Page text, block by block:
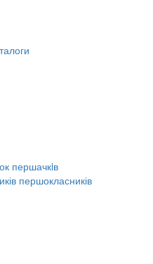
першачкiв
першокласників